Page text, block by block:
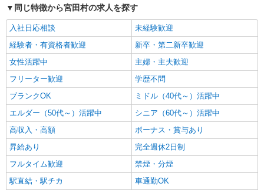
同じ特徴から宮田村の求人を探す
入社日応相談
未経験歓迎
経験者・有資格者歓迎
新卒・第二新卒歓迎
女性活躍中
主婦・主夫歓迎
フリーター歓迎
学歴不問
ブランクOK
ミドル（40代～）活躍中
エルダー（50代～）活躍中
シニア（60代～）活躍中
高収入・高額
ボーナス・賞与あり
昇給あり
完全週休2日制
フルタイム歓迎
禁煙・分煙
駅直結・駅チカ
車通勤OK